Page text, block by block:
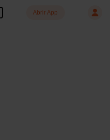
Abrir App